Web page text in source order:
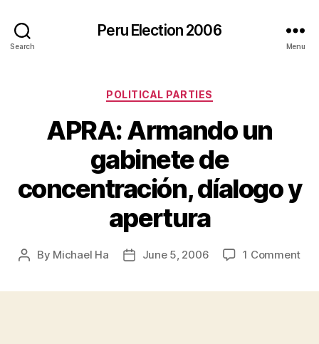
Search
Peru Election 2006
Menu
Categories
POLITICAL PARTIES
APRA: Armando un
gabinete de
concentración, díalogo y
apertura
Post
By Michael Ha
PostJune 5, 2006 1 Commenton